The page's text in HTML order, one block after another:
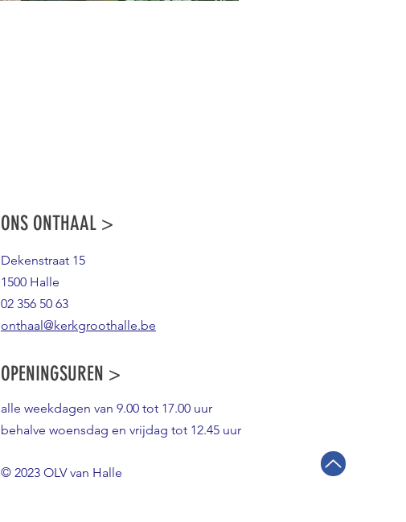
ONS ONTHAAL >
Dekenstraat 15
1500 Halle
02 356 50 63
onthaal@kerkgroothalle.be
OPENINGSUREN >
alle weekdagen van 9.00 tot 17.00 uur
behalve woensdag en vrijdag tot 12.45 uur
© 2023 OLV van Halle